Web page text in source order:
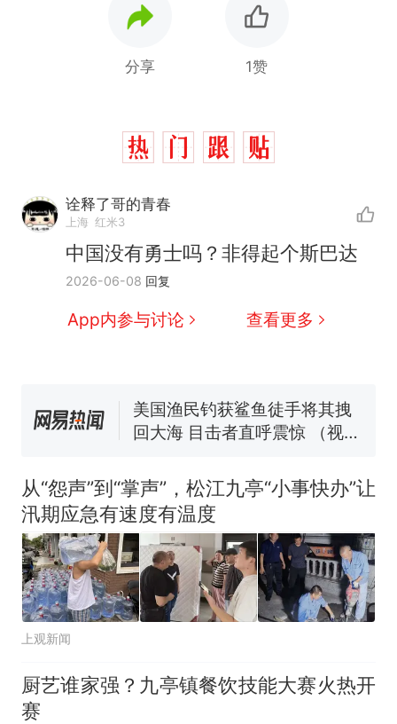
分享 1赞
诠释了哥的青春
上海 红米3
中国没有勇士吗？非得起个斯巴达
2026-06-08 回复
App内参与讨论 查看更多
那个在床头放菜刀的女孩，
因老师一句“跟我回家”改写了
人生
新 制裁瓜子饺子，美国怕什
么？
费大厨“全国小炒肉大王”称
140多朵
美国渔民钓获鲨鱼徒手将其拽
回大海 目击者直呼震惊 （视频
官方通报
热 那个在床头放菜刀的女孩，
因老师一句“跟我回家”改写了
人生
从“怨声”到“掌声”，松江九亭“小事快办”让
汛期应急有速度有温度
上观新闻
厨艺谁家强？九亭镇餐饮技能大赛火热开
赛